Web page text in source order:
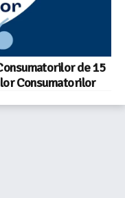
de 15
Consumatorilor